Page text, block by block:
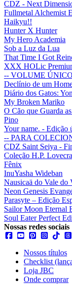
CDZ - Next
Fullmetal Alchemist
Haikyu!!
Hunter X Hunter
My Hero Academia
Sob a Luz da Lua
That Time I Got
XXX HOLic
-- VOLUME
Declínio de um
Diário dos Gatos:
My Broken Mariko
O Cão que Guarda
Pino
Your name. - Edição
-- PARA
CDZ Saint Seiya -
Coleção H.P.
Fênix
InuYasha Wideban
Nausicaä do Vale do
Neon Genesis
Parasyte – Edição
Sailor Moon Eternal
Soul Eater Perfect
Nossas redes sociais
Nossos títulos
Checklist
Loja JBC
Onde comprar